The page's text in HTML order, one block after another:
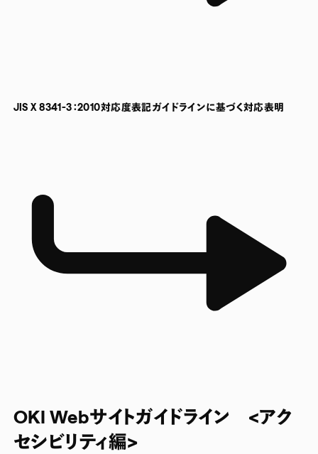
JIS X 8341-3：2010対応度表記ガイドラインに基づく対応表明
OKI Webサイトガイドライン <アク
セシビリティ編>